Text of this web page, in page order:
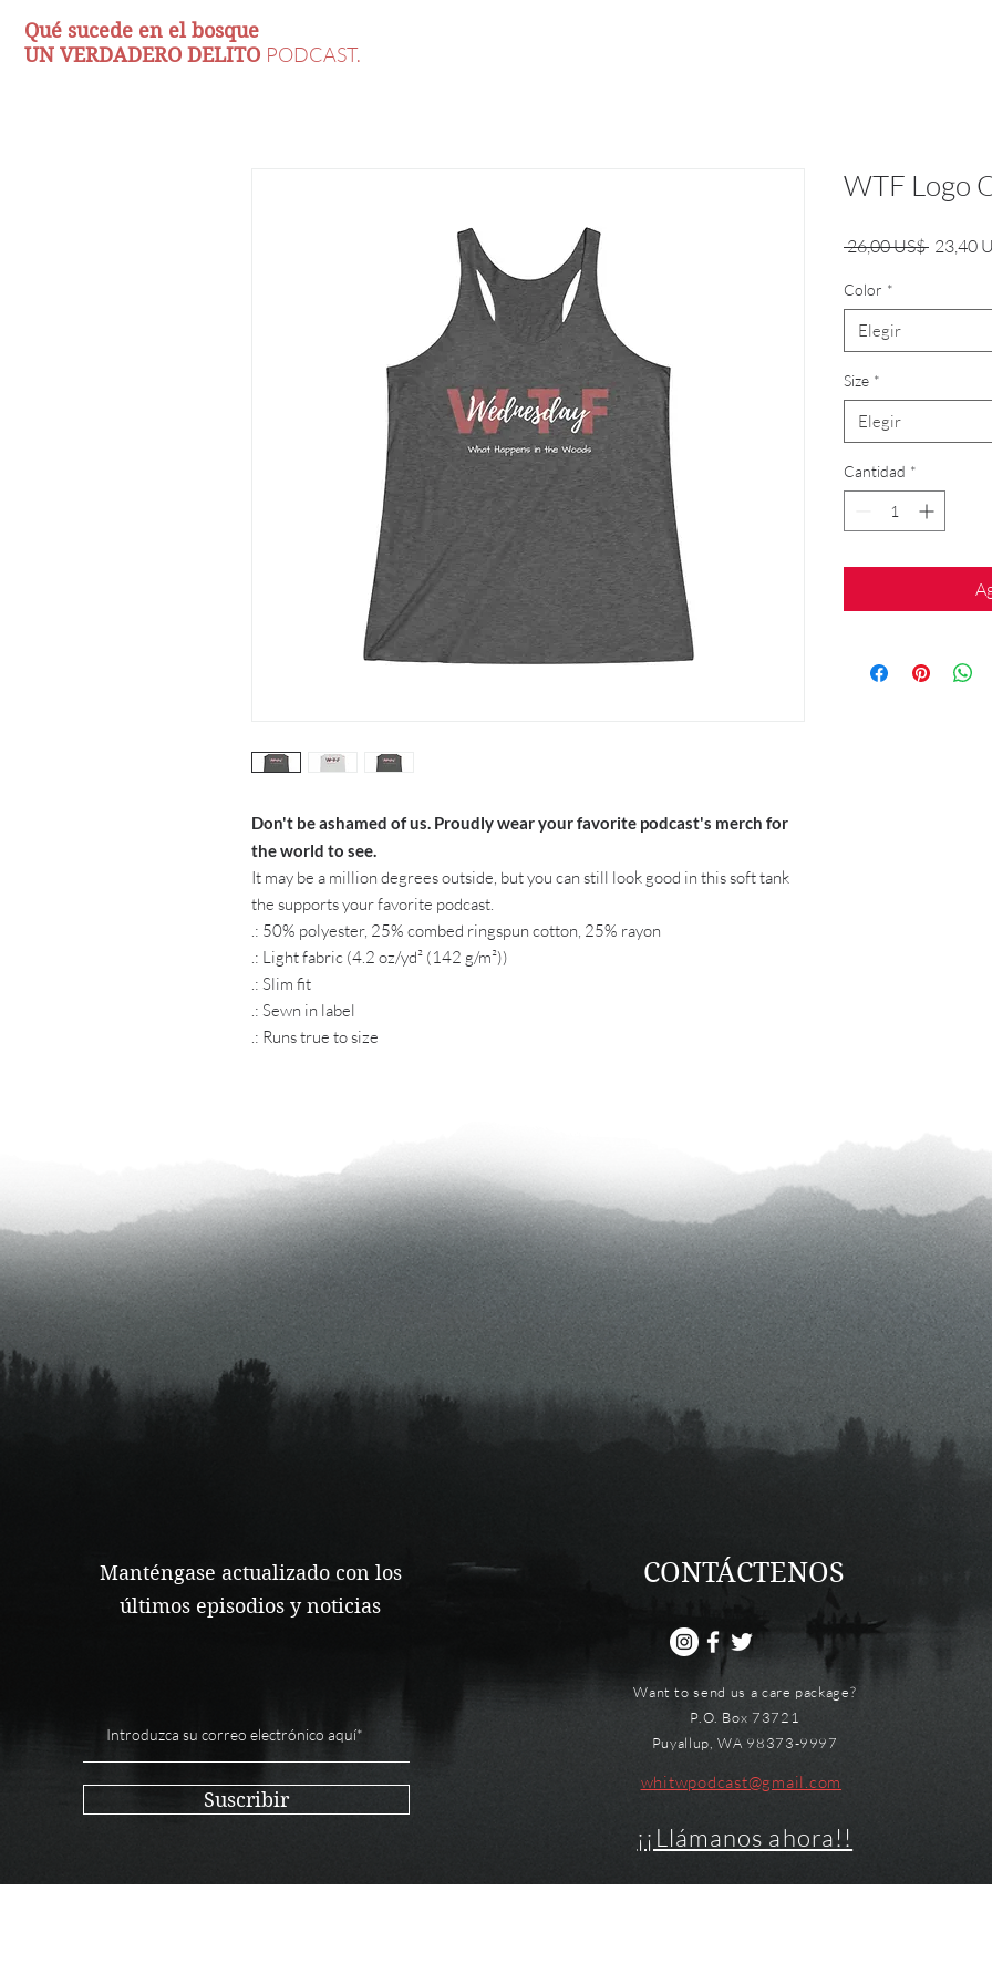
Qué sucede en el bosque
UN VERDADERO DELITO PODCAST.
Don't be ashamed of us. Proudly wear your favorite podcast's merch for
the world to see.
It may be a million degrees outside, but you can still look good in this soft tank
the supports your favorite podcast.
.: 50% polyester, 25% combed ringspun cotton, 25% rayon
.: Light fabric (4.2 oz/yd² (142 g/m²))
.: Slim fit
.: Sewn in label
.: Runs true to size
WTF Logo
26,00 US$ Precio
23,40
Color *
Elegir
Size *
Elegir
Cantidad *
Manténgase actualizado con los
últimos episodios y noticias
Suscribir
CONTÁCTENOS
Want to send us a care package?
P.O. Box 73721
Puyallup, WA 98373-9997
whitwpodcast@gmail.com
¡¡Llámanos ahora!!